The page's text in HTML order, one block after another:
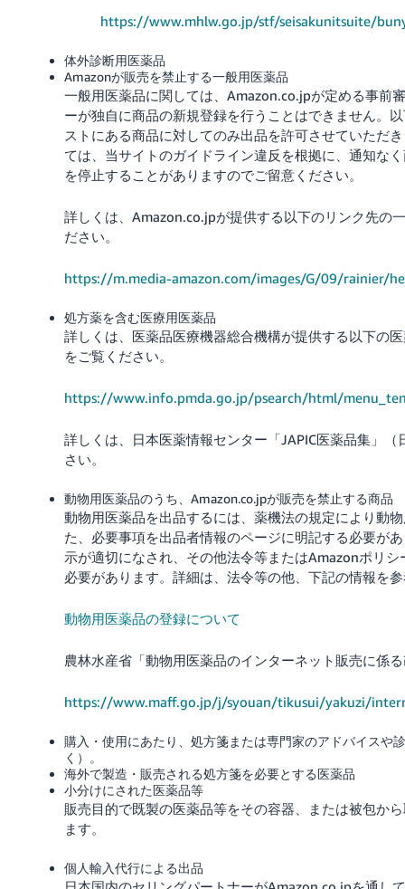
https://www.mhlw.go.jp/stf/seisakunitsuite/
体外診断用医薬品
Amazonが販売を禁止する一般用医薬品
一般用医薬品に関しては、Amazon.co.jpが定める事前
ーが独自に商品の新規登録を行うことはできません。
ストにある商品に対してのみ出品を許可させていただ
ては、当サイトのガイドライン違反を根拠に、通知な
を停止することがありますのでご留意ください。
詳しくは、Amazon.co.jpが提供する以下のリンク先の
ださい。
https://m.media-amazon.com/images/G/09/rainier/
処方薬を含む医療用医薬品
詳しくは、医薬品医療機器総合機構が提供する以下の
をご覧ください。
https://www.info.pmda.go.jp/psearch/html/
詳しくは、日本医薬情報センター「JAPIC医薬品集」（
さい。
動物用医薬品のうち、Amazon.co.jpが販売を禁止する商品
動物用医薬品を出品するには、薬機法の規定により動
た、必要事項を出品者情報のページに明記する必要が
示が適切になされ、その他法令等またはAmazonポリ
必要があります。詳細は、法令等の他、下記の情報を
動物用医薬品の登録について
農林水産省「動物用医薬品のインターネット販売に係
https://www.maff.go.jp/j/syouan/tikusui/yakuzi/
購入・使用にあたり、処方箋または専門家のアドバイスや
く）。
海外で製造・販売される処方箋を必要とする医薬品
小分けにされた医薬品等
販売目的で既製の医薬品等をその容器、または被包か
ます。
個人輸入代行による出品